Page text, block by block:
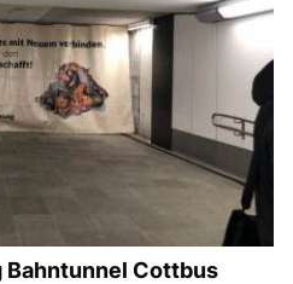
Bahntunnel Cottbus